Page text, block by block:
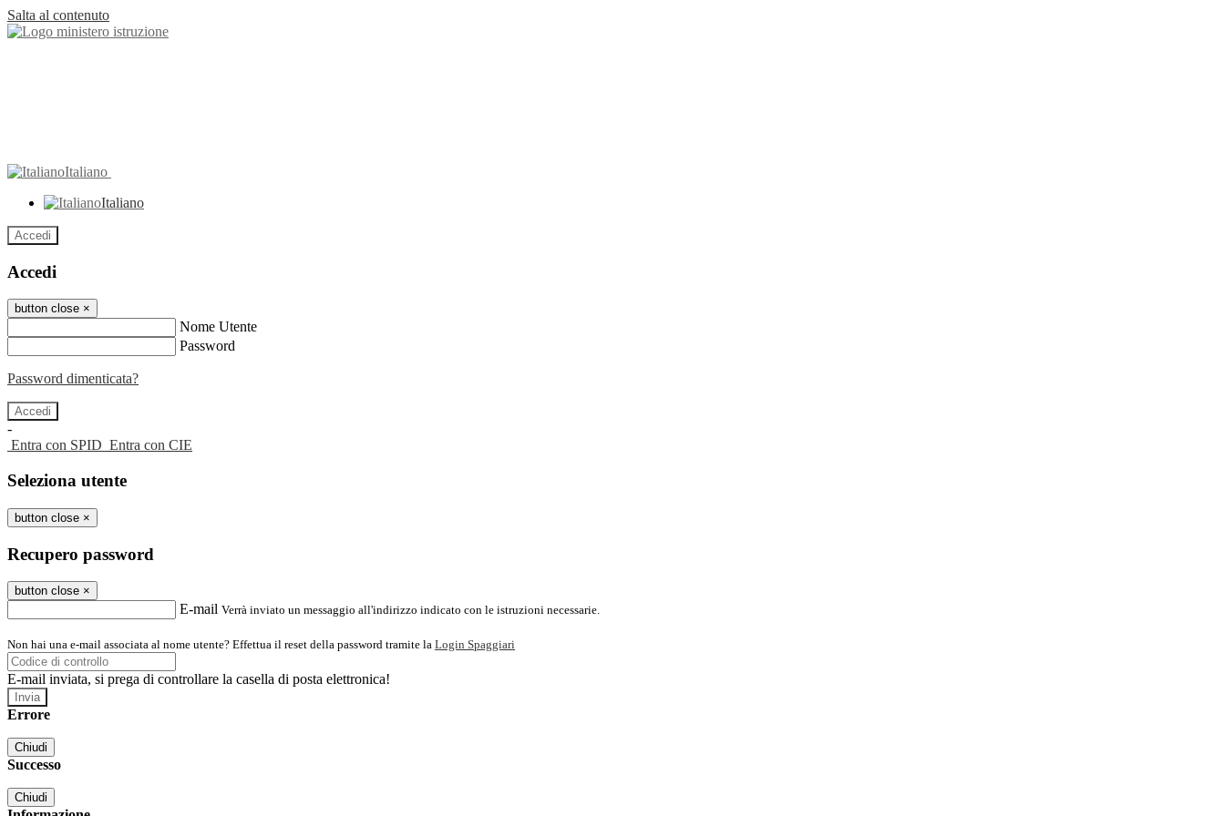
Salta al contenuto
Italiano
Italiano
Accedi
Accedi
button close ×
Nome Utente
Password
Password dimenticata?
-
Entra con SPID Entra con CIE
Seleziona utente
button close ×
Recupero password
button close ×
E-mail Verrà inviato un messaggio all'indirizzo indicato con le istruzioni necessarie.
Non hai una e-mail associata al nome utente? Effettua il reset della password tramite la Login Spaggiari
E-mail inviata, si prega di controllare la casella di posta elettronica!
Errore
Chiudi
Successo
Chiudi